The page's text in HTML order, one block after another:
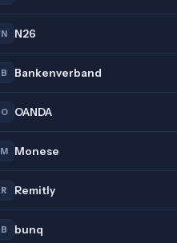
N N26
B Bankenverband
O OANDA
M Monese
R Remitly
B bunq